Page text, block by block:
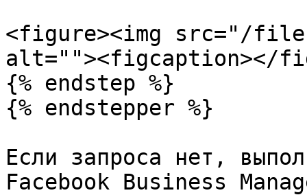
<figure><img src="/files/
alt=""><figcaption></
{% endstep %}
{% endstepper %}
Если запроса нет,
Facebook Business